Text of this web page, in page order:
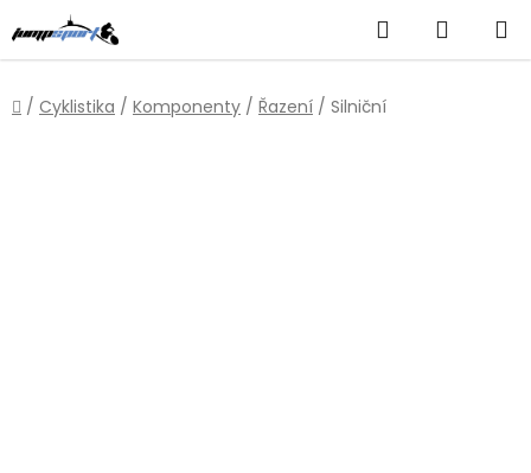
na
obsah
Hledat
KOŠÍK
Domů
/ Cyklistika / Komponenty / Řazení / Silniční